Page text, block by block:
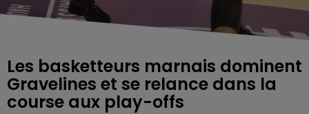
Les basketteurs marnais dominent
Gravelines et se relance dans la
course aux play-offs